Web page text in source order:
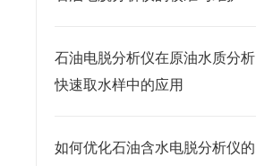
石油电脱分析仪在原油水质分析
快速取水样中的应用
如何优化石油含水电脱分析仪的